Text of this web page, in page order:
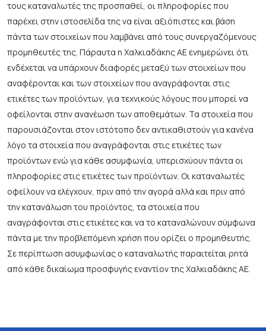
τους καταναλωτές της προσπαθεί, οι πληροφορίες που
παρέχει στην ιστοσελίδα της να είναι αξιόπιστες και βάση
πάντα των στοιχείων που λαμβάνει από τους συνεργαζόμενους
προμηθευτές της. Πάραυτα η Χαλκιαδάκης ΑΕ ενημερώνει ότι
ενδέχεται να υπάρχουν διαφορές μεταξύ των στοιχείων που
αναφέρονται και των στοιχείων που αναγράφονται στις
ετικέτες των προϊόντων, για τεχνικούς λόγους που μπορεί να
οφείλονται στην ανανέωση των αποθεμάτων. Τα στοιχεία που
παρουσιάζονται στον ιστότοπο δεν αντικαθιστούν για κανένα
λόγο τα στοιχεία που αναγράφονται στις ετικέτες των
προϊόντων ενώ για κάθε ασυμφωνία, υπερισχύουν πάντα οι
πληροφορίες στις ετικέτες των προϊόντων. Οι καταναλωτές
οφείλουν να ελέγχουν, πριν από την αγορά αλλά και πριν από
την κατανάλωση του προϊόντος, τα στοιχεία που
αναγράφονται στις ετικέτες και να το καταναλώνουν σύμφωνα
πάντα με την προβλεπόμενη χρήση που ορίζει ο προμηθευτής.
Σε περίπτωση ασυμφωνίας ο καταναλωτής παραιτείται ρητά
από κάθε δικαίωμα προσφυγής εναντίον της Χαλκιαδάκης ΑΕ.